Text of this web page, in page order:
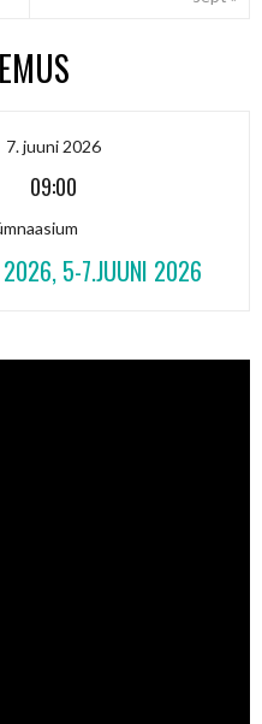
7. juuni 2026
09:00
2026, 5-7.JUUNI 2026